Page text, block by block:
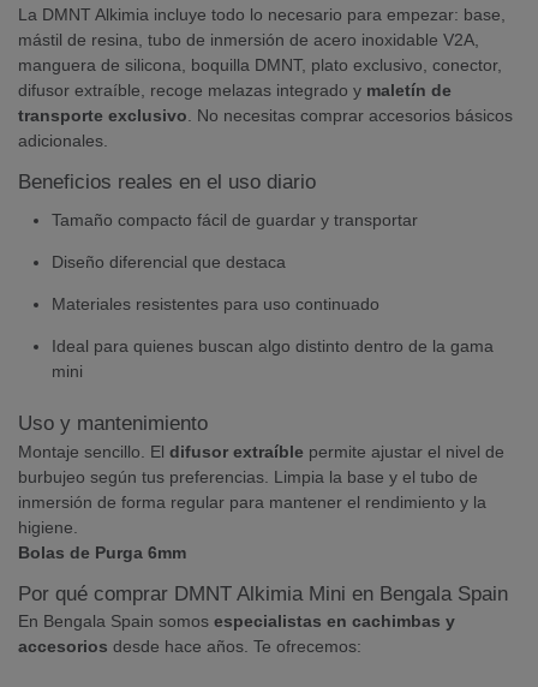
La DMNT Alkimia incluye todo lo necesario para empezar: base,
mástil de resina, tubo de inmersión de acero inoxidable V2A,
manguera de silicona, boquilla DMNT, plato exclusivo, conector,
difusor extraíble, recoge melazas integrado y maletín de
transporte exclusivo . No necesitas comprar accesorios básicos
adicionales.
Beneficios reales en el uso diario
Tamaño compacto fácil de guardar y transportar
Diseño diferencial que destaca
Materiales resistentes para uso continuado
Ideal para quienes buscan algo distinto dentro de la gama
mini
Uso y mantenimiento
Montaje sencillo. El difusor extraíble permite ajustar el nivel de
burbujeo según tus preferencias. Limpia la base y el tubo de
inmersión de forma regular para mantener el rendimiento y la
higiene.
Bolas de Purga 6mm
Por qué comprar DMNT Alkimia Mini en Bengala Spain
En Bengala Spain somos especialistas en cachimbas y
accesorios desde hace años. Te ofrecemos: